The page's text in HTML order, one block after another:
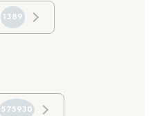
1389
575930